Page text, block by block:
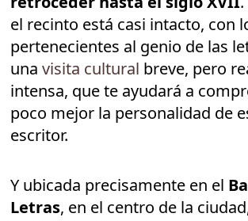
el recinto está casi intacto, con
pertenecientes al genio de las
unavisita cultural breve, pero
intensa, que te ayudará a
poco mejor la personalidad de
escritor.
Y ubicada precisamente en el
Letras, en el centro de la